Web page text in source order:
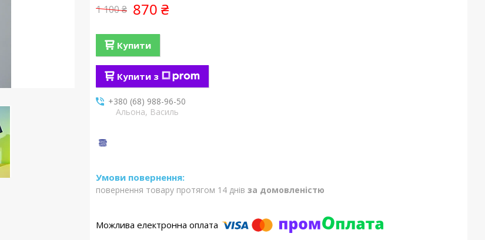
1 100 ₴ 870 ₴
Купити
Купити з
+380 (68) 988-96-50
Альона, Василь
повернення товару протягом 14 днів за домовленістю